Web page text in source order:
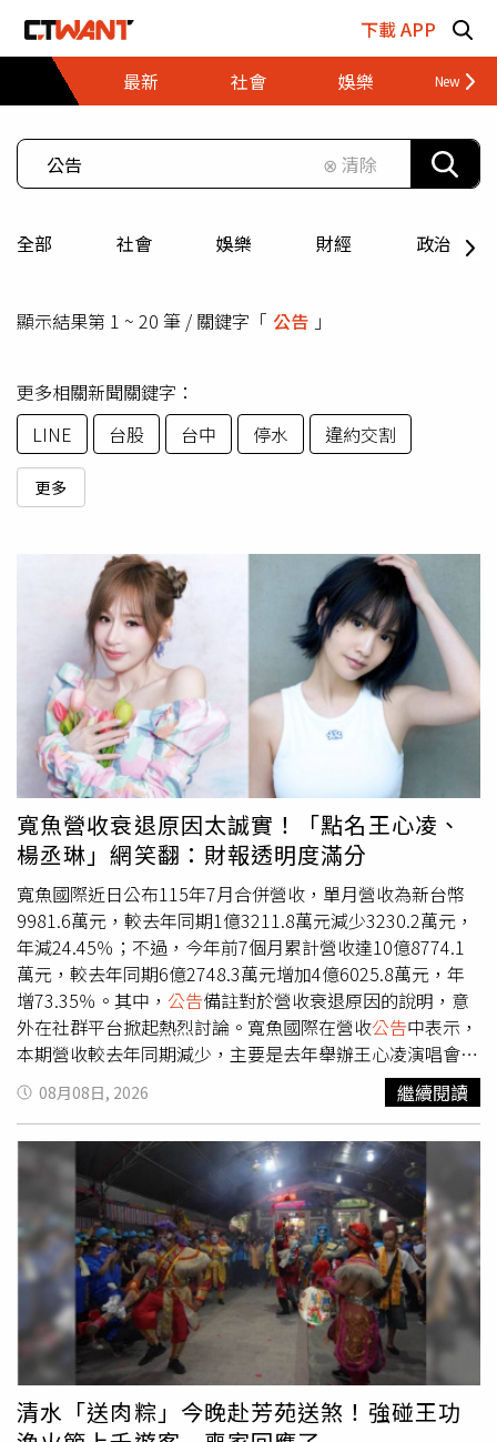
下載 APP
最新
社會 娛樂 財經
⊗ 清除
全部 社會 娛樂 財經 政治
顯示結果第 1 ~ 20 筆 / 關鍵字「 公告 」
更多相關新聞關鍵字：
LINE
台股 台中 停水 違約交割
更多
寬魚營收衰退原因太誠實！「點名王心凌、
楊丞琳」網笑翻：財報透明度滿分
寬魚國際近日公布115年7月合併營收，單月營收為新台幣
9981.6萬元，較去年同期1億3211.8萬元減少3230.2萬元，
年減24.45％；不過，今年前7個月累計營收達10億8774.1
萬元，較去年同期6億2748.3萬元增加4億6025.8萬元，年
增73.35％。其中， 公告備註對於營收衰退原因的說明，意
外在社群平台掀起熱烈討論。寬魚國際在營收公告中表示，
本期營收較去年同期減少，主要是去年舉辦王心凌演唱會，
票房收入優於今年楊丞琳演唱會票房，因此造成單月營收差
異。相較於一般上市櫃公司多以景氣、需求、匯率或市場環
境等因素說明營收變化，寬魚國際直接點出兩場演唱會票房
表現差異，也讓不少網友直呼相當少見。財經網紅葉育碩也
在社群平台發文分享，笑稱「這營收衰退備註真的快笑死，
不能只有我看到」。他表示，多數公司說明營收衰退時，通
常會寫上景氣疲弱、終端需求不振、市場環境變化或匯率影
響等較為官方的理由，但寬魚國際卻直接寫下「去年舉辦之
王心凌演唱會票房收入，相較本期楊丞琳之票房收入為
佳」，完全沒有拐彎抹角。葉育碩也幽默表示，「別家公司
財報都在跟你講大環境，寬魚直接告訴你：王心凌票房＞楊
丞琳。」他更笑稱，「票房讓人受盡委屈，這間公司的財報
透明度，我給滿分。分析師不用猜，投資人也不用腦補，公
司直接把答案寫在備註欄了。」貼文曝光後吸引不少網友留
08月08日, 2026 繼續閱讀
清水「送肉粽」今晚赴芳苑送煞！強碰王功